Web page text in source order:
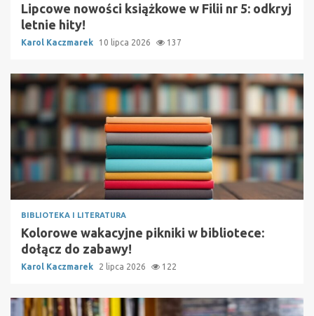
Lipcowe nowości książkowe w Filii nr 5: odkryj
letnie hity!
Karol Kaczmarek 10 lipca 2026 137
BIBLIOTEKA I LITERATURA
Kolorowe wakacyjne pikniki w bibliotece:
dołącz do zabawy!
Karol Kaczmarek 2 lipca 2026 122